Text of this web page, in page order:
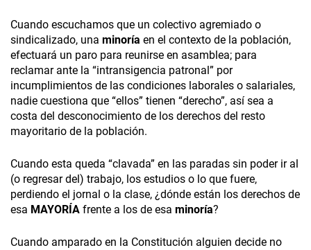
Cuando escuchamos que un colectivo agremiado o
sindicalizado, una minoría en el contexto de la población,
efectuará un paro para reunirse en asamblea; para
reclamar ante la “intransigencia patronal” por
incumplimientos de las condiciones laborales o salariales,
nadie cuestiona que “ellos” tienen “derecho”, así sea a
costa del desconocimiento de los derechos del resto
mayoritario de la población.
Cuando esta queda “clavada” en las paradas sin poder ir al
(o regresar del) trabajo, los estudios o lo que fuere,
perdiendo el jornal o la clase, ¿dónde están los derechos de
esa MAYORÍA frente a los de esa minoría?
Cuando amparado en la Constitución alguien decide no